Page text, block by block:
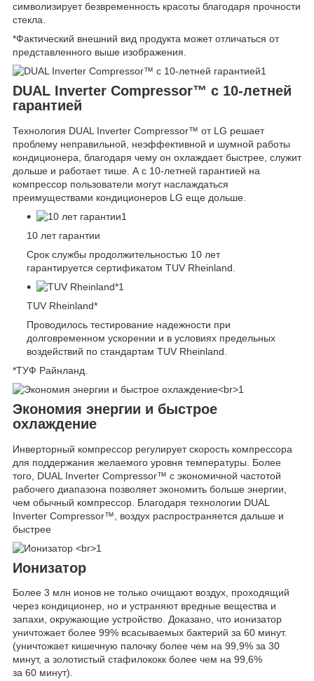
символизирует безвременность красоты благодаря прочности
стекла.
*Фактический внешний вид продукта может отличаться от
представленного выше изображения.
DUAL Inverter Compressor™ с 10-летней
гарантией
Технология DUAL Inverter Compressor™ от LG решает
проблему неправильной, неэффективной и шумной работы
кондиционера, благодаря чему он охлаждает быстрее, служит
дольше и работает тише. А с 10-летней гарантией на
компрессор пользователи могут наслаждаться
преимуществами кондиционеров LG еще дольше.
10 лет гарантии
Срок службы продолжительностью 10 лет
гарантируется сертификатом TUV Rheinland.
TUV Rheinland*
Проводилось тестирование надежности при
долговременном ускорении и в условиях предельных
воздействий по стандартам TUV Rheinland.
*ТУФ Райнланд.
Экономия энергии и быстрое
охлаждение
Инверторный компрессор регулирует скорость компрессора
для поддержания желаемого уровня температуры. Более
того, DUAL Inverter Compressor™ с экономичной частотой
рабочего диапазона позволяет экономить больше энергии,
чем обычный компрессор. Благодаря технологии DUAL
Inverter Compressor™, воздух распространяется дальше и
быстрее
Ионизатор
Более 3 млн ионов не только очищают воздух, проходящий
через кондиционер, но и устраняют вредные вещества и
запахи, окружающие устройство. Доказано, что ионизатор
уничтожает более 99% всасываемых бактерий за 60 минут.
(уничтожает кишечную палочку более чем на 99,9% за 30
минут, а золотистый стафилококк более чем на 99,6%
за 60 минут).